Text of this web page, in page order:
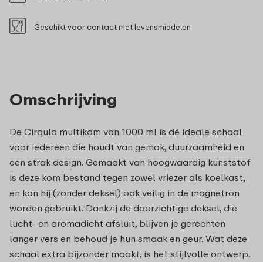
Omschrijving
De Cirqula multikom van 1000 ml is dé ideale schaal
voor iedereen die houdt van gemak, duurzaamheid en
een strak design. Gemaakt van hoogwaardig kunststof
is deze kom bestand tegen zowel vriezer als koelkast,
en kan hij (zonder deksel) ook veilig in de magnetron
worden gebruikt. Dankzij de doorzichtige deksel, die
lucht- en aromadicht afsluit, blijven je gerechten
langer vers en behoud je hun smaak en geur. Wat deze
schaal extra bijzonder maakt, is het stijlvolle ontwerp.
Geschikt voor contact met levensmiddelen